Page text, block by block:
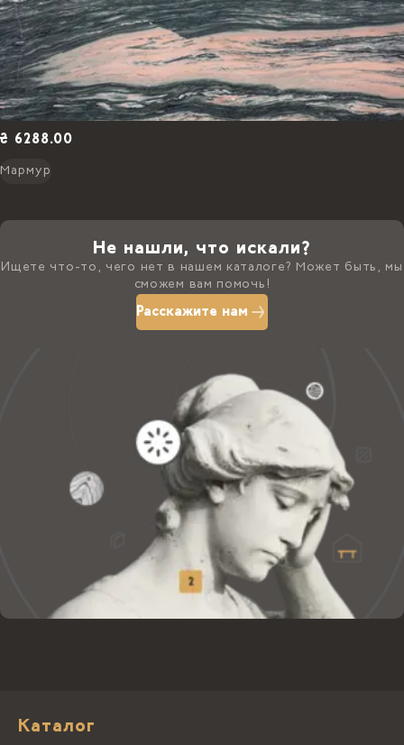
₴ 6288.00
Мармур
Не нашли, что искали?
Ищете что-то, чего нет в нашем каталоге? Может быть, мы
сможем вам помочь!
Расскажите нам
Каталог